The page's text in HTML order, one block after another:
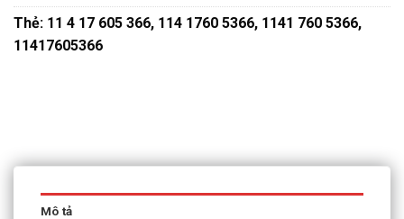
Thẻ: 11 4 17 605 366, 114 1760 5366, 1141 760 5366,
11417605366
Mô tả